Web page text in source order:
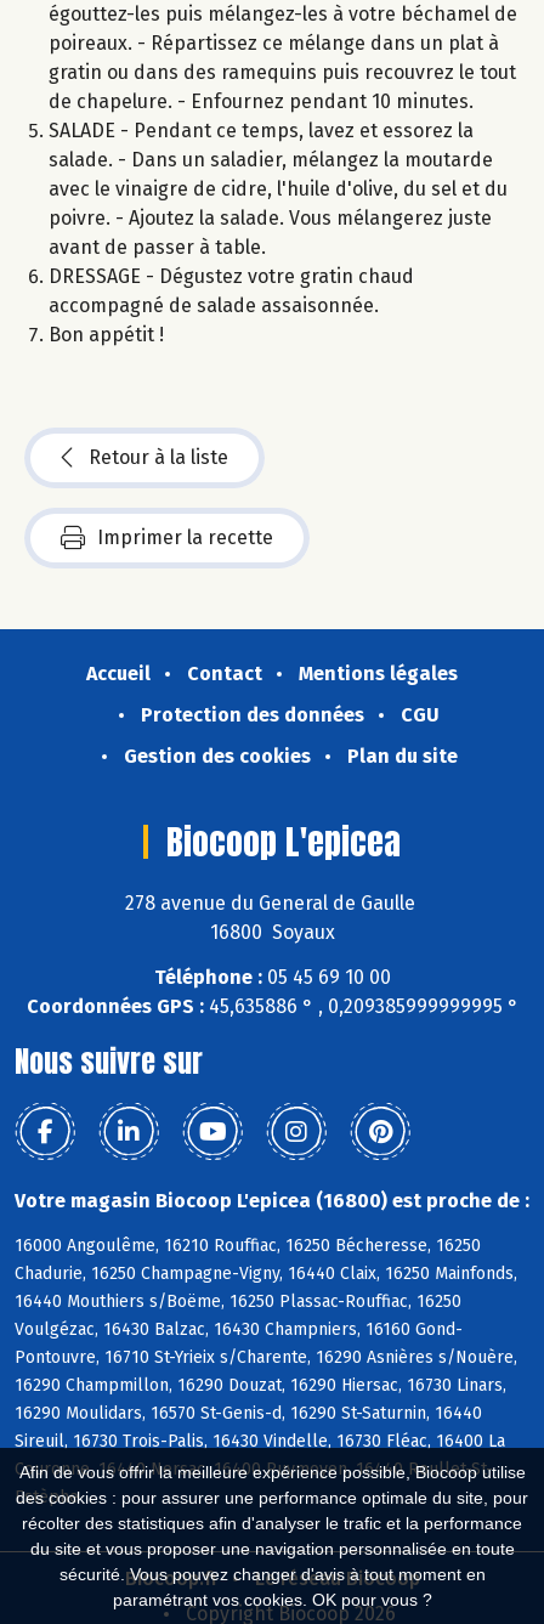
Afin de vous offrir la meilleure expérience possible, Biocoop utilise
des cookies : pour assurer une performance optimale du site, pour
récolter des statistiques afin d'analyser le trafic et la performance
du site et vous proposer une navigation personnalisée en toute
sécurité. Vous pouvez changer d'avis à tout moment en
paramétrant vos cookies. OK pour vous ?
égouttez-les puis mélangez-les à votre béchamel de
poireaux. - Répartissez ce mélange dans un plat à
gratin ou dans des ramequins puis recouvrez le tout
de chapelure. - Enfournez pendant 10 minutes.
SALADE - Pendant ce temps, lavez et essorez la
salade. - Dans un saladier, mélangez la moutarde
avec le vinaigre de cidre, l'huile d'olive, du sel et du
poivre. - Ajoutez la salade. Vous mélangerez juste
avant de passer à table.
DRESSAGE - Dégustez votre gratin chaud
accompagné de salade assaisonnée.
Bon appétit !
Retour à la liste
Imprimer la recette
Accueil Contact
Mentions légales
Protection des données
CGU
Gestion des cookies
Plan du site
Biocoop L'epicea
278 avenue du General de Gaulle
16800 Soyaux
Téléphone :05 45 69 10 00
Coordonnées GPS :45,635886 ° , 0,209385999999995 °
Nous suivre sur
Votre magasin Biocoop L'epicea (16800) est proche de :
16000 Angoulême, 16210 Rouffiac, 16250 Bécheresse, 16250
Chadurie, 16250 Champagne-Vigny, 16440 Claix, 16250 Mainfonds,
16440 Mouthiers s/Boëme, 16250 Plassac-Rouffiac, 16250
Voulgézac, 16430 Balzac, 16430 Champniers, 16160 Gond-
Pontouvre, 16710 St-Yrieix s/Charente, 16290 Asnières s/Nouère,
16290 Champmillon, 16290 Douzat, 16290 Hiersac, 16730 Linars,
16290 Moulidars, 16570 St-Genis-d, 16290 St-Saturnin, 16440
Sireuil, 16730 Trois-Palis, 16430 Vindelle, 16730 Fléac, 16400 La
Couronne, 16440 Nersac, 16400 Puymoyen, 16440 Roullet-St-
Estèphe
Biocoop.fr
Le réseau Biocoop
Copyright Biocoop 2026